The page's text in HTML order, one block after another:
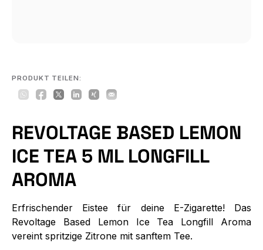
PRODUKT TEILEN:
REVOLTAGE BASED LEMON
ICE TEA 5 ML LONGFILL
AROMA
Erfrischender Eistee für deine E-Zigarette! Das
Revoltage Based Lemon Ice Tea Longfill Aroma
vereint spritzige Zitrone mit sanftem Tee.